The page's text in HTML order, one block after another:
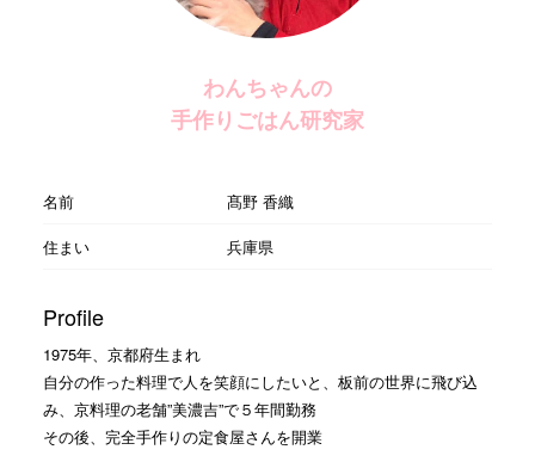
わんちゃんの
手作りごはん研究家
名前
髙野 香織
住まい
兵庫県
Profile
1975年、京都府生まれ
自分の作った料理で人を笑顔にしたいと、板前の世界に飛び込
み、京料理の老舗”美濃吉”で５年間勤務
その後、完全手作りの定食屋さんを開業